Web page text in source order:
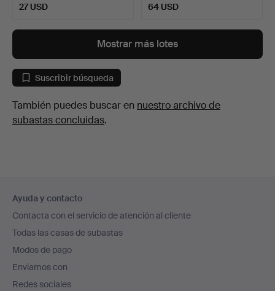
27 USD 64 USD
Mostrar más lotes
Suscribir búsqueda
También puedes buscar en nuestro archivo de
subastas concluidas.
en
el
pie
de
página
Ayuda y contacto
Contacta con el servicio de atención al cliente
Todas las casas de subastas
Modos de pago
Enviamos con
Redes sociales